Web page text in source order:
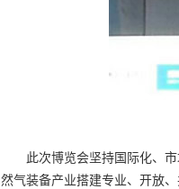
此次博览会坚持国际化、市
然气装备产业搭建专业、开放